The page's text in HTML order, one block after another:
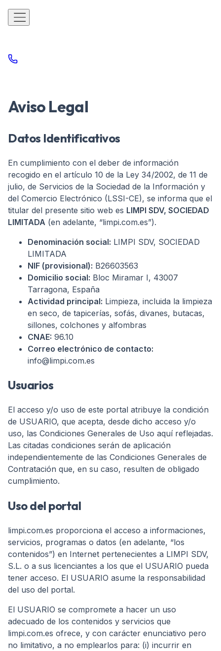
Aviso Legal
Datos Identificativos
En cumplimiento con el deber de información
recogido en el artículo 10 de la Ley 34/2002, de 11 de
julio, de Servicios de la Sociedad de la Información y
del Comercio Electrónico (LSSI-CE), se informa que el
titular del presente sitio web es LIMPI SDV, SOCIEDAD
LIMITADA (en adelante, “limpi.com.es”).
Denominación social: LIMPI SDV, SOCIEDAD
LIMITADA
NIF (provisional): B26603563
Domicilio social: Bloc Miramar I, 43007
Tarragona, España
Actividad principal: Limpieza, incluida la limpieza
en seco, de tapicerías, sofás, divanes, butacas,
sillones, colchones y alfombras
CNAE: 96.10
Correo electrónico de contacto:
info@limpi.com.es
Usuarios
El acceso y/o uso de este portal atribuye la condición
de USUARIO, que acepta, desde dicho acceso y/o
uso, las Condiciones Generales de Uso aquí reflejadas.
Las citadas condiciones serán de aplicación
independientemente de las Condiciones Generales de
Contratación que, en su caso, resulten de obligado
cumplimiento.
Uso del portal
limpi.com.es proporciona el acceso a informaciones,
servicios, programas o datos (en adelante, “los
contenidos”) en Internet pertenecientes a LIMPI SDV,
S.L. o a sus licenciantes a los que el USUARIO pueda
tener acceso. El USUARIO asume la responsabilidad
del uso del portal.
El USUARIO se compromete a hacer un uso
adecuado de los contenidos y servicios que
limpi.com.es ofrece, y con carácter enunciativo pero
no limitativo, a no emplearlos para: (i) incurrir en